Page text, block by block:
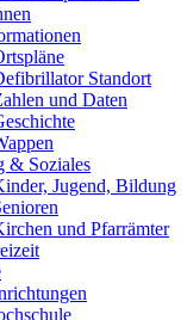
Standort
und Daten
& Soziales
Jugend, Bildung
und Pfarrämter